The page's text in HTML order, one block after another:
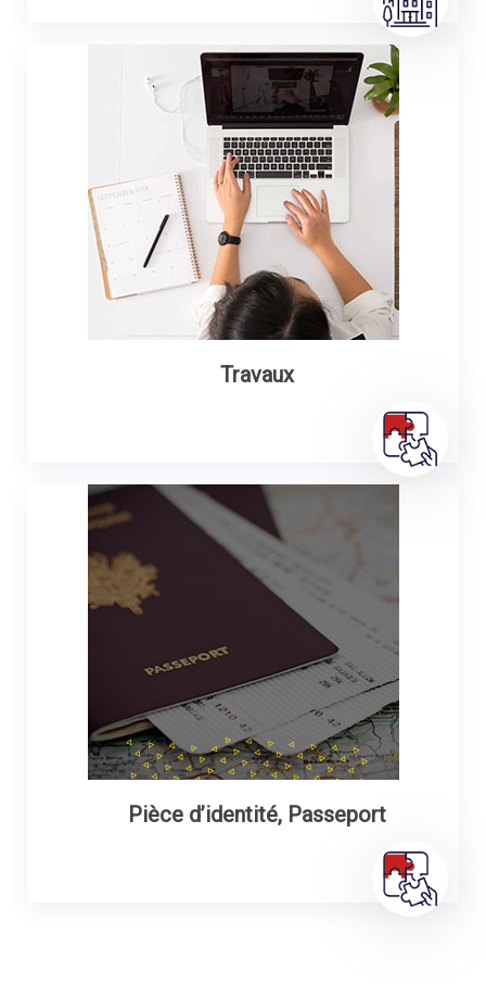
Travaux
Pièce d’identité, Passeport